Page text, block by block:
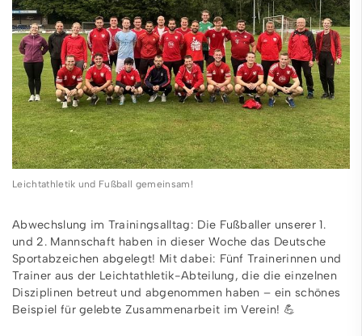
Leichtathletik und Fußball gemeinsam!
Abwechslung im Trainingsalltag: Die Fußballer unserer 1.
und 2. Mannschaft haben in dieser Woche das Deutsche
Sportabzeichen abgelegt! Mit dabei: Fünf Trainerinnen und
Trainer aus der Leichtathletik-Abteilung, die die einzelnen
Disziplinen betreut und abgenommen haben – ein schönes
Beispiel für gelebte Zusammenarbeit im Verein! 💪